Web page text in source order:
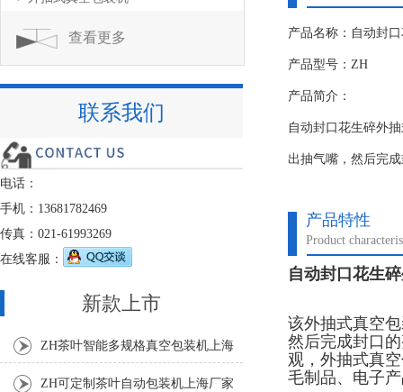
产品名称：自动封
产品型号：ZH
产品简介：
自动封口花生碎外
出抽气嘴，然后完
产品特性
Product
自动封口花生
该外抽式真空
然后完成封口
观，外抽式真
毛制品、电子
查看更多
联系我们
电话：
手机：13681782469
传真：021-61993269
在线客服：
新款上市
ZH茶叶智能多规格真空包装机上海
厂家 ZH可定制茶叶自动包装机上海厂家